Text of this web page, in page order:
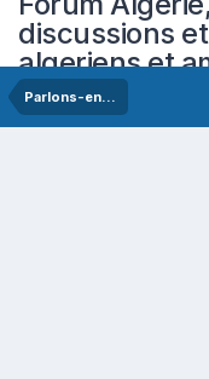
discussions
algeriens et
Parlons-en...